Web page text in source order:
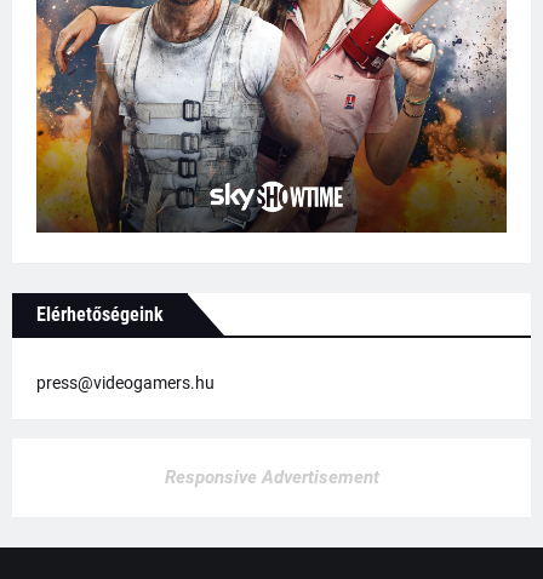
Elérhetőségeink
press@videogamers.hu
Responsive Advertisement